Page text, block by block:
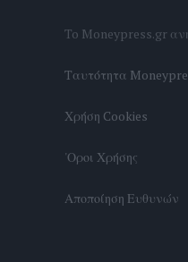
To Moneypress.gr
Tαυτότητα
Χρήση Cookies
'Οροι Χρήσης
Αποποίηση Ευθυνών